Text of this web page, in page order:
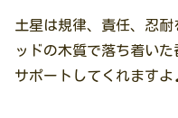
土星は規律、責任、忍
ッドの木質で落ち着い
サポートしてくれます